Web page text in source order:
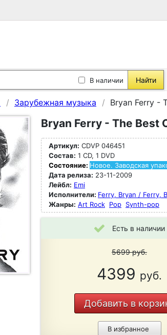
В наличии Найти
Зарубежная музыка Bryan Ferry -
Bryan Ferry - The Best
Артикул: CDVP 046451
Состав: 1 CD, 1 DVD
Состояние: Новое. Заводская
Дата релиза: 23-11-2009
Лейбл: Emi
Исполнители: Ferry, Bryan / Ferry,
Жанры: Art Rock Pop Synth-pop
Есть в наличии
5699руб.
4399 руб.
Добавить в
В избранное